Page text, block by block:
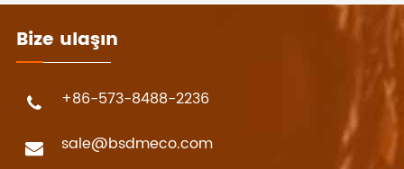
Bize ulaşın
+86-573-8488-2236
sale@bsdmeco.com